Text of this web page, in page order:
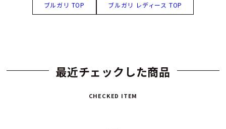
ブルガリ TOP ブルガリ レディース TOP
最近チェックした商品
CHECKED ITEM